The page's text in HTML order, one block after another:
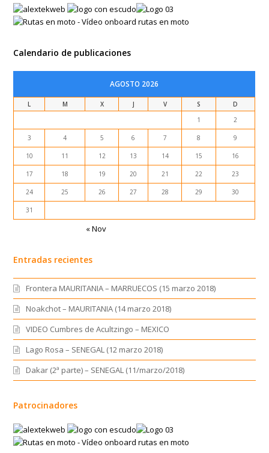
Patrocinadores
Calendario de publicaciones
AGOSTO 2026
L M X J V S
D
1
2
3 4 5 6 7 8 9
10 11 12 13 14 15 16
17 18 19 20 21 22 23
24 25 26 27 28 29 30
Entradas recientes
Frontera MAURITANIA – MARRUECOS (15 marzo 2018)
Noakchot – MAURITANIA (14 marzo 2018)
VIDEO Cumbres de Acultzingo – MEXICO
Lago Rosa – SENEGAL (12 marzo 2018)
Patrocinadores